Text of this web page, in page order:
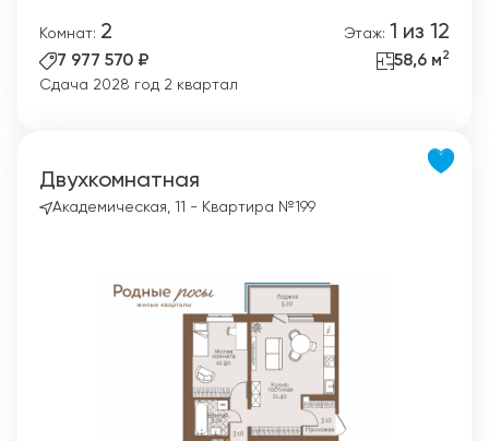
Комнат: 2 Этаж: 1 из 12
7 977 570 ₽ 58,6 м2
Сдача 2028 год 2 квартал
Двухкомнатная
Академическая, 11 - Квартира №199